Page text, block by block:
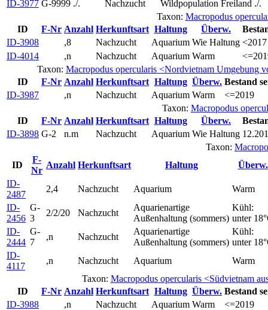
ID-3977 G-9999 ./. Nachzucht Wildpopulation Freiland ./.
Taxon: Macropodus
ID
F-Nr Anzahl Herkunftsart Haltung Überw.
ID-3908
,8 Nachzucht Aquarium Wie Haltung <2017
ID-4014
,n Nachzucht Aquarium Warm
Taxon: Macropodus opercularis <Nordvietnam Umgebung
ID
F-Nr Anzahl Herkunftsart Haltung Überw. Bestand
ID-3987
,n Nachzucht Aquarium Warm
<=2019
Taxon: Macropodus
ID
F-Nr Anzahl Herkunftsart Haltung Überw.
ID-3898 G-2 n.m Nachzucht Aquarium Wie Haltung
Taxon:
ID
F-
Nr
Anzahl Herkunftsart Haltung
Überw.
ID-
2487
2,4 Nachzucht Aquarium
Warm
ID-
2456
G-
3
2/2/20 Nachzucht
Aquarienartige
Außenhaltung (sommers)
Kühl:
unter
ID-
2444
G-
7
,n Nachzucht
Aquarienartige
Außenhaltung (sommers)
Kühl:
unter
ID-
4117
,n Nachzucht Aquarium
Warm
Taxon: Macropodus opercularis <Südvietnam
ID
F-Nr Anzahl Herkunftsart Haltung Überw. Bestand
ID-3988
,n Nachzucht Aquarium Warm
<=2019